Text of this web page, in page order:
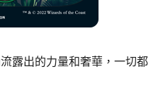
露出的力量和奢華，一切都